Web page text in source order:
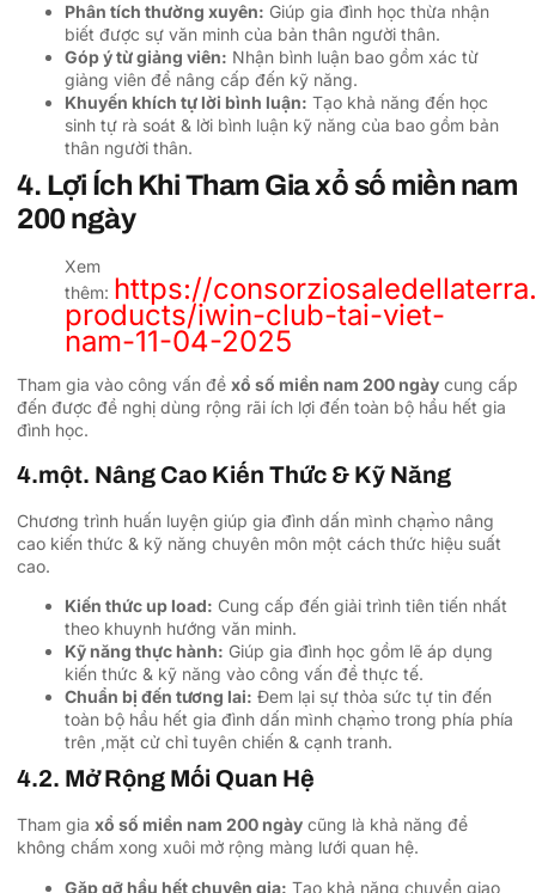
Phân tích thường xuyên: Giúp gia đình học thừa nhận
biết được sự văn minh của bản thân người thân.
Góp ý từ giảng viên: Nhận bình luận bao gồm xác từ
giảng viên để nâng cấp đến kỹ năng.
Khuyến khích tự lời bình luận: Tạo khả năng đến học
sinh tự rà soát & lời bình luận kỹ năng của bao gồm bản
thân người thân.
4. Lợi Ích Khi Tham Gia xổ số miền nam
200 ngày
Xem
thêm: https://
products/iwin-club-tai-viet-
nam-11-04-2025
Tham gia vào công vấn đề xổ số miền nam 200 ngày cung cấp
đến được đề nghị dùng rộng rãi ích lợi đến toàn bộ hầu hết gia
đình học.
4.một. Nâng Cao Kiến Thức & Kỹ Năng
Chương trình huấn luyện giúp gia đình dấn mình chạm̀o nâng
cao kiến thức & kỹ năng chuyên môn một cách thức hiệu suất
cao.
Kiến thức up load: Cung cấp đến giải trình tiên tiến nhất
theo khuynh hướng văn minh.
Kỹ năng thực hành: Giúp gia đình học gồm lẽ áp dụng
kiến thức & kỹ năng vào công vấn đề thực tế.
Chuẩn bị đến tương lai: Đem lại sự thỏa sức tự tin đến
toàn bộ hầu hết gia đình dấn mình chạm̀o trong phía phía
trên ,mặt cử chỉ tuyên chiến & cạnh tranh.
4.2. Mở Rộng Mối Quan Hệ
Tham gia xổ số miền nam 200 ngày cũng là khả năng để
không chấm xong xuôi mở rộng màng lưới quan hệ.
Gặp gỡ hầu hết chuyên gia: Tạo khả năng chuyển giao